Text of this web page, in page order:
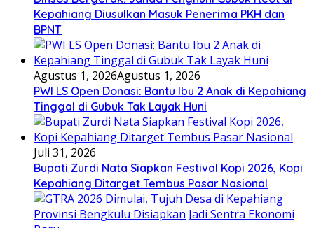
Kepahiang Diusulkan Masuk Penerima PKH dan
BPNT
Agustus 1, 2026Agustus 1, 2026
PWI LS Open Donasi: Bantu Ibu 2 Anak di Kepahiang
Tinggal di Gubuk Tak Layak Huni
Juli 31, 2026
Bupati Zurdi Nata Siapkan Festival Kopi 2026, Kopi
Kepahiang Ditarget Tembus Pasar Nasional